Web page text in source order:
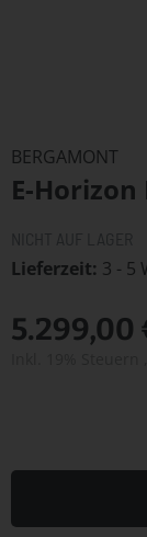
der
Bildergalerie
BERGAMONT
E-
Lieferzeit 3 - 5
5.299,00